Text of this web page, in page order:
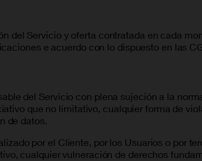
del Servicio y oferta contratada en cada
e acuerdo con lo dispuesto en las
del Servicio con plena sujeción a la
que no limitativo, cualquier forma de
de datos.
por el Cliente, por los Usuarios o por
cualquier vulneración de derechos